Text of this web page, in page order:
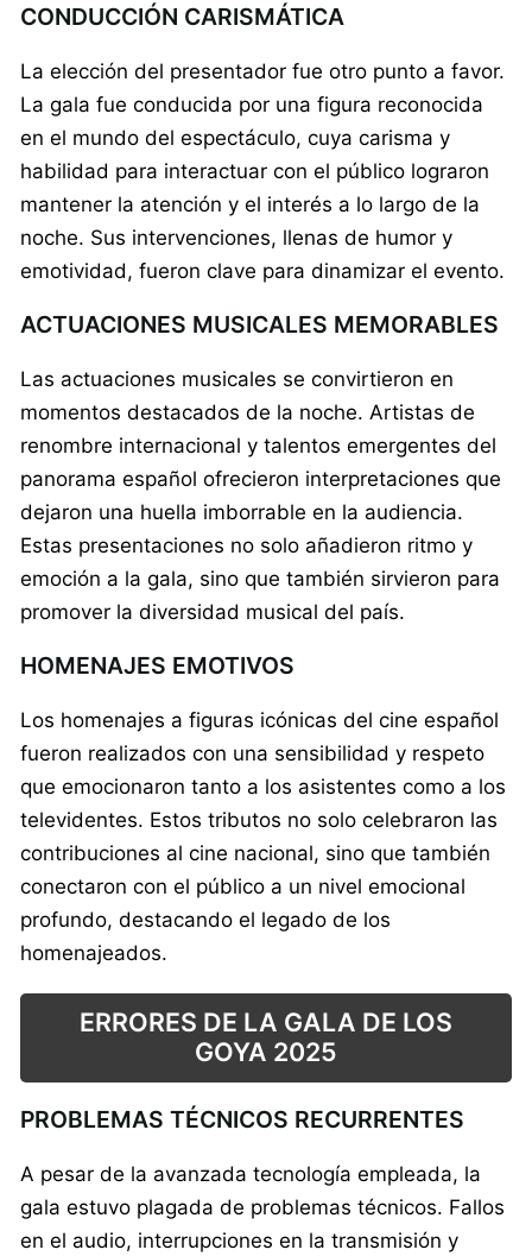
CONDUCCIÓN CARISMÁTICA
La elección del presentador fue otro punto a favor.
La gala fue conducida por una figura reconocida
en el mundo del espectáculo, cuya carisma y
habilidad para interactuar con el público lograron
mantener la atención y el interés a lo largo de la
noche. Sus intervenciones, llenas de humor y
emotividad, fueron clave para dinamizar el evento.
ACTUACIONES MUSICALES MEMORABLES
Las actuaciones musicales se convirtieron en
momentos destacados de la noche. Artistas de
renombre internacional y talentos emergentes del
panorama español ofrecieron interpretaciones que
dejaron una huella imborrable en la audiencia.
Estas presentaciones no solo añadieron ritmo y
emoción a la gala, sino que también sirvieron para
promover la diversidad musical del país.
HOMENAJES EMOTIVOS
Los homenajes a figuras icónicas del cine español
fueron realizados con una sensibilidad y respeto
que emocionaron tanto a los asistentes como a los
televidentes. Estos tributos no solo celebraron las
contribuciones al cine nacional, sino que también
conectaron con el público a un nivel emocional
profundo, destacando el legado de los
homenajeados.
ERRORES DE LA GALA DE LOS
GOYA 2025
PROBLEMAS TÉCNICOS RECURRENTES
A pesar de la avanzada tecnología empleada, la
gala estuvo plagada de problemas técnicos. Fallos
en el audio, interrupciones en la transmisión y